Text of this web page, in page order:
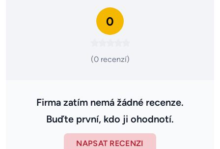
0
(0 recenzí)
Firma zatím nemá žádné recenze.
Buďte první, kdo ji ohodnotí.
NAPSAT RECENZI